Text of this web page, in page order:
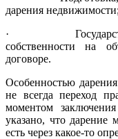
дарения недвижимости;
·
собственности на
договоре.
Особенностью
не всегда переход
моментом
указано, что
есть через какое-то